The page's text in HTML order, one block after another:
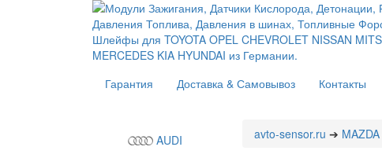
Гарантия Доставка & Самовывоз Контакты
AUDI avto-sensor.ru ➔ MAZDA